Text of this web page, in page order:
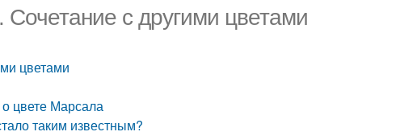
с другими цветами
цветами
цвете Марсала
таким известным?